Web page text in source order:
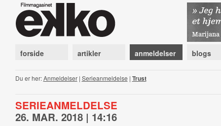
forside artikler anmeldelser blogs
Du er her:Anmeldelser| Serieanmeldelse | Trust
SERIEANMELDELSE
26. MAR. 2018 | 14:16